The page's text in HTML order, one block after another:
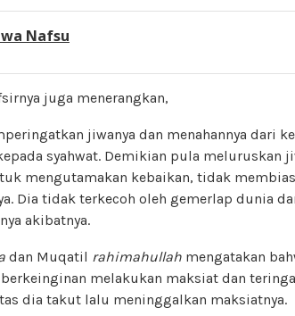
Nafsu
juga menerangkan,
jiwanya dan menahannya dari
syahwat. Demikian pula meluruskan
mengutamakan kebaikan, tidak
Dia tidak terkecoh oleh gemerlap dunia
akibatnya.
dan Muqatil rahimahullah mengatakan
melakukan maksiat dan
dia takut lalu meninggalkan maksiatnya.